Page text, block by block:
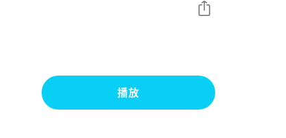
分享
播放